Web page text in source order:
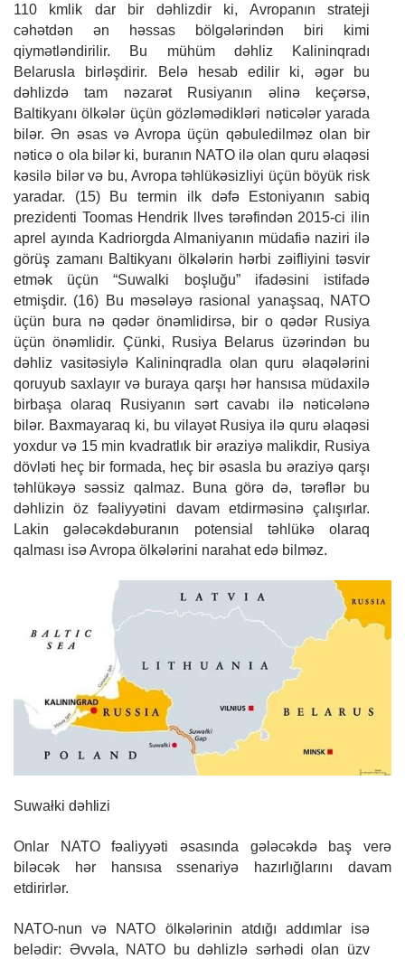
110 kmlik dar bir dəhlizdir ki, Avropanın strateji
cəhətdən ən həssas bölgələrindən biri kimi
qiymətləndirilir. Bu mühüm dəhliz Kalininqradı
Belarusla birləşdirir. Belə hesab edilir ki, əgər bu
dəhlizdə tam nəzarət Rusiyanın əlinə keçərsə,
Baltikyanı ölkələr üçün gözləmədikləri nəticələr yarada
bilər. Ən əsas və Avropa üçün qəbuledilməz olan bir
nəticə o ola bilər ki, buranın NATO ilə olan quru əlaqəsi
kəsilə bilər və bu, Avropa təhlükəsizliyi üçün böyük risk
yaradar. (15) Bu termin ilk dəfə Estoniyanın sabiq
prezidenti Toomas Hendrik llves tərəfindən 2015-ci ilin
aprel ayında Kadriorgda Almaniyanın müdafiə naziri ilə
görüş zamanı Baltikyanı ölkələrin hərbi zəifliyini təsvir
etmək üçün “Suwalki boşluğu” ifadəsini istifadə
etmişdir. (16) Bu məsələyə rasional yanaşsaq, NATO
üçün bura nə qədər önəmlidirsə, bir o qədər Rusiya
üçün önəmlidir. Çünki, Rusiya Belarus üzərindən bu
dəhliz vasitəsiylə Kalininqradla olan quru əlaqələrini
qoruyub saxlayır və buraya qarşı hər hansısa müdaxilə
birbaşa olaraq Rusiyanın sərt cavabı ilə nəticələnə
bilər. Baxmayaraq ki, bu vilayət Rusiya ilə quru əlaqəsi
yoxdur və 15 min kvadratlık bir əraziyə malikdir, Rusiya
dövləti heç bir formada, heç bir əsasla bu əraziyə qarşı
təhlükəyə səssiz qalmaz. Buna görə də, tərəflər bu
dəhlizin öz fəaliyyətini davam etdirməsinə çalışırlar.
Lakin gələcəkdəburanın potensial təhlükə olaraq
qalması isə Avropa ölkələrini narahat edə bilməz.
Suwałki dəhlizi
Onlar NATO fəaliyyəti əsasında gələcəkdə baş verə
biləcək hər hansısa ssenariyə hazırlığlarını davam
etdirirlər.
NATO-nun və NATO ölkələrinin atdığı addımlar isə
belədir: Əvvəla, NATO bu dəhlizlə sərhədi olan üzv